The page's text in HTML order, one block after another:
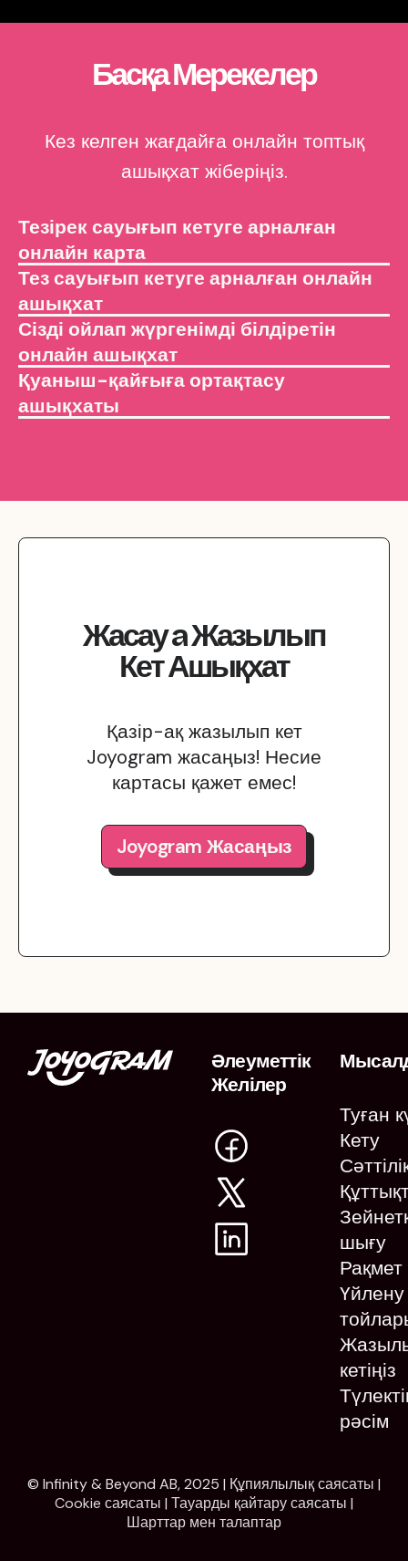
Басқа Мерекелер
Кез келген жағдайға онлайн топтық
ашықхат жіберіңіз.
Тезірек сауығып кетуге арналған
онлайн карта
Тез сауығып кетуге арналған онлайн
ашықхат
Сізді ойлап жүргенімді білдіретін
онлайн ашықхат
Қуаныш-қайғыға ортақтасу
ашықхаты
ЖасауaЖазылып
КетАшықхат
Қазір-ақ жазылып кет
Joyogram жасаңыз! Несие
картасы қажет емес!
Joyogram Жасаңыз
Әлеуметтік
Желілер
Туған
Кету
шығу
Рақмет
Үйлену
кетіңіз
рәсім
© Infinity & Beyond AB, 2025 | Құпиялылық саясаты |
Cookie саясаты | Тауарды қайтару саясаты |
Шарттар мен талаптар